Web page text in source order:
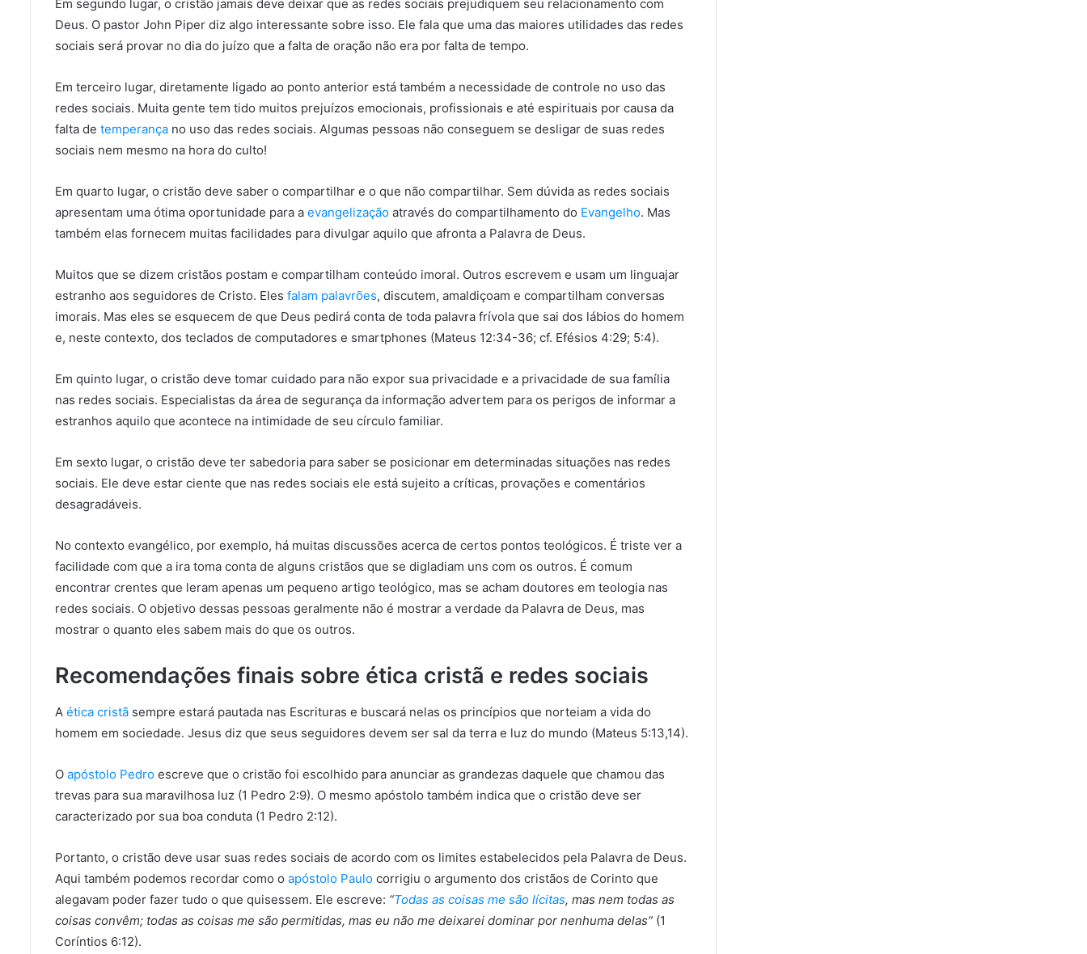
Em segundo lugar, o cristão jamais deve deixar que as redes sociais prejudiquem seu relacionamento com
Deus. O pastor John Piper diz algo interessante sobre isso. Ele fala que uma das maiores utilidades das redes
sociais será provar no dia do juízo que a falta de oração não era por falta de tempo.
Em terceiro lugar, diretamente ligado ao ponto anterior está também a necessidade de controle no uso das
redes sociais. Muita gente tem tido muitos prejuízos emocionais, profissionais e até espirituais por causa da
falta de temperança no uso das redes sociais. Algumas pessoas não conseguem se desligar de suas redes
sociais nem mesmo na hora do culto!
Em quarto lugar, o cristão deve saber o compartilhar e o que não compartilhar. Sem dúvida as redes sociais
apresentam uma ótima oportunidade para a evangelização através do compartilhamento do Evangelho. Mas
também elas fornecem muitas facilidades para divulgar aquilo que afronta a Palavra de Deus.
Muitos que se dizem cristãos postam e compartilham conteúdo imoral. Outros escrevem e usam um linguajar
estranho aos seguidores de Cristo. Eles falam palavrões, discutem, amaldiçoam e compartilham conversas
imorais. Mas eles se esquecem de que Deus pedirá conta de toda palavra frívola que sai dos lábios do homem
e, neste contexto, dos teclados de computadores e smartphones (Mateus 12:34-36; cf. Efésios 4:29; 5:4).
Em quinto lugar, o cristão deve tomar cuidado para não expor sua privacidade e a privacidade de sua família
nas redes sociais. Especialistas da área de segurança da informação advertem para os perigos de informar a
estranhos aquilo que acontece na intimidade de seu círculo familiar.
Em sexto lugar, o cristão deve ter sabedoria para saber se posicionar em determinadas situações nas redes
sociais. Ele deve estar ciente que nas redes sociais ele está sujeito a críticas, provações e comentários
desagradáveis.
No contexto evangélico, por exemplo, há muitas discussões acerca de certos pontos teológicos. É triste ver a
facilidade com que a ira toma conta de alguns cristãos que se digladiam uns com os outros. É comum
encontrar crentes que leram apenas um pequeno artigo teológico, mas se acham doutores em teologia nas
redes sociais. O objetivo dessas pessoas geralmente não é mostrar a verdade da Palavra de Deus, mas
mostrar o quanto eles sabem mais do que os outros.
Recomendações finais sobre ética cristã e redes sociais
A ética cristã sempre estará pautada nas Escrituras e buscará nelas os princípios que norteiam a vida do
homem em sociedade. Jesus diz que seus seguidores devem ser sal da terra e luz do mundo (Mateus 5:13,14).
O apóstolo Pedro escreve que o cristão foi escolhido para anunciar as grandezas daquele que chamou das
trevas para sua maravilhosa luz (1 Pedro 2:9). O mesmo apóstolo também indica que o cristão deve ser
caracterizado por sua boa conduta (1 Pedro 2:12).
Portanto, o cristão deve usar suas redes sociais de acordo com os limites estabelecidos pela Palavra de Deus.
Aqui também podemos recordar como o apóstolo Paulo corrigiu o argumento dos cristãos de Corinto que
alegavam poder fazer tudo o que quisessem. Ele escreve: “Todas as coisas me são lícitas, mas nem todas as
coisas convêm; todas as coisas me são permitidas, mas eu não me deixarei dominar por nenhuma delas” (1
Coríntios 6:12).